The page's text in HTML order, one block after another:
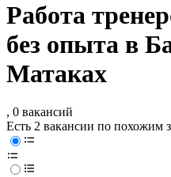
Работа
без опыта в
Матаках
, 0 вакансий
Есть 2 вакансии по похожим